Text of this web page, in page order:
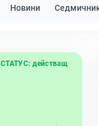
Новини
СТАТУС: действащ